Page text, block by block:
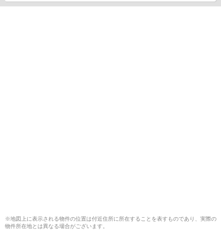
※地図上に表示される物件の位置は付近住所に所在することを表すものであり、実際の
物件所在地とは異なる場合がございます。